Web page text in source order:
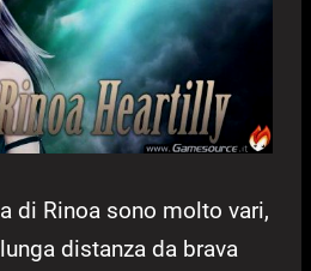
di Rinoa sono molto vari,
distanza da brava